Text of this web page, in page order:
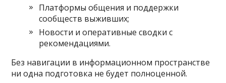
Платформы общения и поддержки
сообществ выживших;
Новости и оперативные сводки с
рекомендациями.
Без навигации в информационном пространстве
ни одна подготовка не будет полноценной.